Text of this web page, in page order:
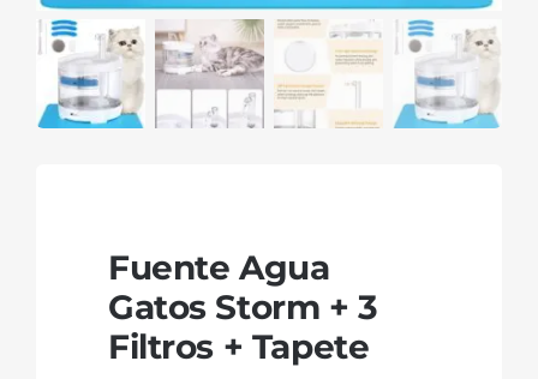
Fuente Agua
Gatos Storm + 3
Filtros + Tapete